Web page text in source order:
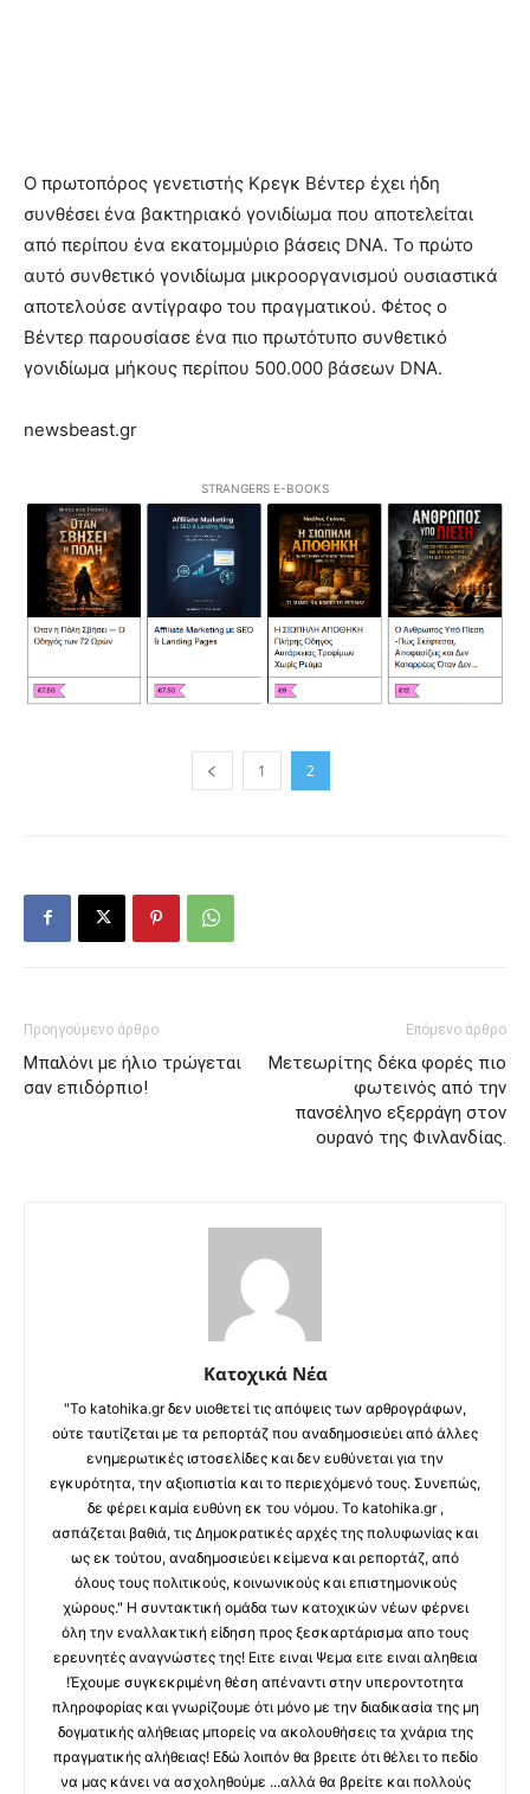
Ο πρωτοπόρος γενετιστής Κρεγκ Βέντερ έχει ήδη
συνθέσει ένα βακτηριακό γονιδίωμα που αποτελείται
από περίπου ένα εκατομμύριο βάσεις DNA. Το πρώτο
αυτό συνθετικό γονιδίωμα μικροοργανισμού ουσιαστικά
αποτελούσε αντίγραφο του πραγματικού. Φέτος ο
Βέντερ παρουσίασε ένα πιο πρωτότυπο συνθετικό
γονιδίωμα μήκους περίπου 500.000 βάσεων DNA.
newsbeast.gr
STRANGERS E-BOOKS
1 2
Προηγούμενο άρθρο
Μπαλόνι με ήλιο τρώγεται
σαν επιδόρπιο!
Επόμενο άρθρο
Μετεωρίτης δέκα φορές πιο
φωτεινός από την
πανσέληνο εξερράγη στον
ουρανό της Φινλανδίας.
Κατοχικά Νέα
"Το katohika.gr δεν υιοθετεί τις απόψεις των αρθρογράφων,
ούτε ταυτίζεται με τα ρεπορτάζ που αναδημοσιεύει από άλλες
ενημερωτικές ιστοσελίδες και δεν ευθύνεται για την
εγκυρότητα, την αξιοπιστία και το περιεχόμενό τους. Συνεπώς,
δε φέρει καμία ευθύνη εκ του νόμου. Το katohika.gr ,
ασπάζεται βαθιά, τις Δημοκρατικές αρχές της πολυφωνίας και
ως εκ τούτου, αναδημοσιεύει κείμενα και ρεπορτάζ, από
όλους τους πολιτικούς, κοινωνικούς και επιστημονικούς
χώρους." Η συντακτική ομάδα των κατοχικών νέων φέρνει
όλη την εναλλακτική είδηση προς ξεσκαρτάρισμα απο τους
ερευνητές αναγνώστες της! Ειτε ειναι Ψεμα ειτε ειναι αληθεια
!Έχουμε συγκεκριμένη θέση απέναντι στην υπεροντοτητα
πληροφορίας και γνωρίζουμε ότι μόνο με την διαδικασία της μη
δογματικής αλήθειας μπορείς να ακολουθήσεις τα χνάρια της
πραγματικής αλήθειας! Εδώ λοιπόν θα βρειτε ότι θέλει το πεδίο
να μας κάνει να ασχοληθούμε ...αλλά θα βρείτε και πολλούς